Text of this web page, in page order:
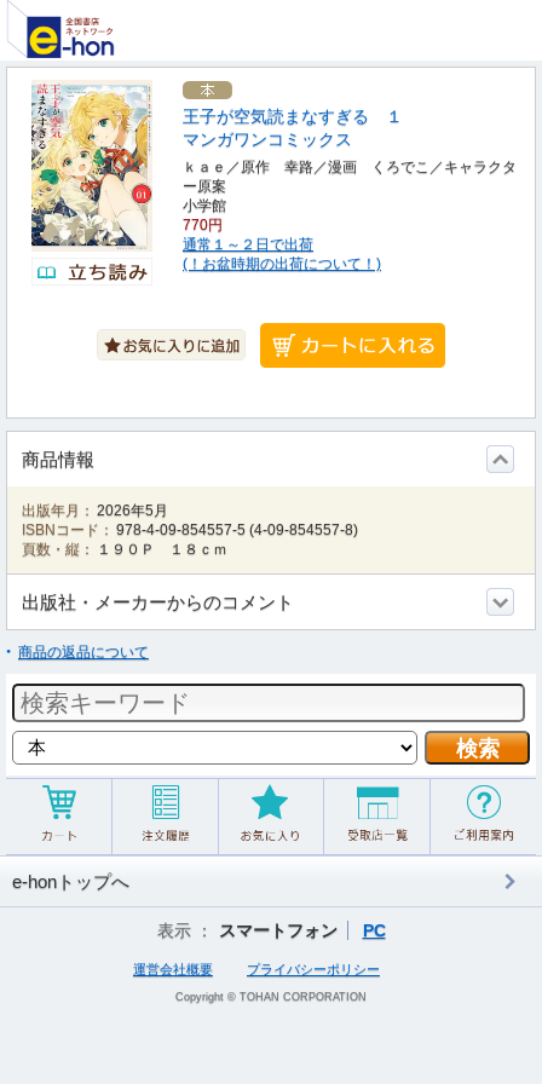
王子が空気読まなすぎる １
マンガワンコミックス
ｋａｅ／原作 幸路／漫画 くろでこ／キャラクタ
ー原案
小学館
770円
通常１～２日で出荷
(！お盆時期の出荷について！)
商品情報
出版年月： 2026年5月
ISBNコード： 978-4-09-854557-5 (4-09-854557-8)
頁数・縦：
１９０Ｐ １８ｃｍ
出版社・メーカーからのコメント
商品の返品について
e-honトップへ
表示 ： スマートフォン PC
運営会社概要 プライバシーポリシー
Copyright © TOHAN CORPORATION